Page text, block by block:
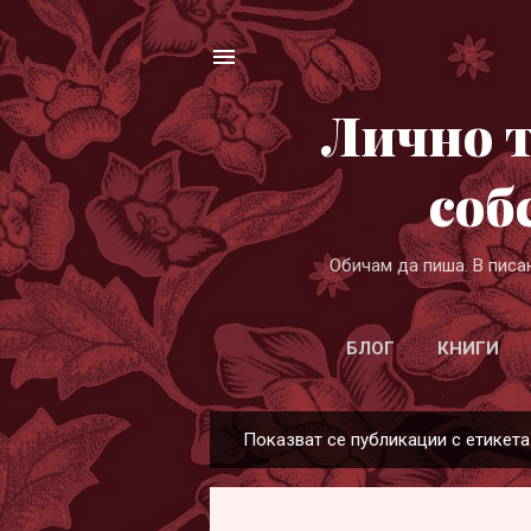
Лично
Обичам да пиша. В
БЛОГ КНИГИ
у
Показват се публикации с етикета